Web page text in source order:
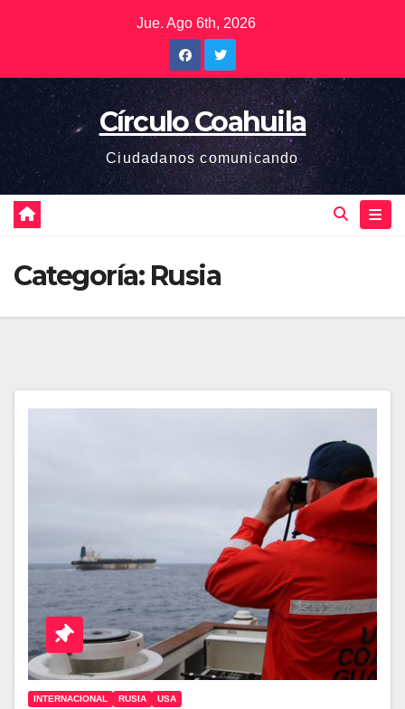
Jue. Ago 6th, 2026
Círculo Coahuila
Ciudadanos comunicando
Categoría: Rusia
INTERNACIONAL RUSIA USA